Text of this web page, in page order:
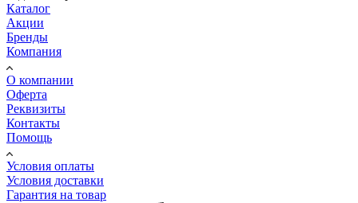
Каталог
Акции
Бренды
Компания
О компании
Оферта
Реквизиты
Контакты
Помощь
Условия оплаты
Условия доставки
Гарантия на товар